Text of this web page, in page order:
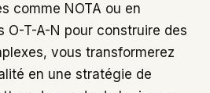
comme NOTA ou en
O-T-A-N pour construire des
vous transformerez
en une stratégie de